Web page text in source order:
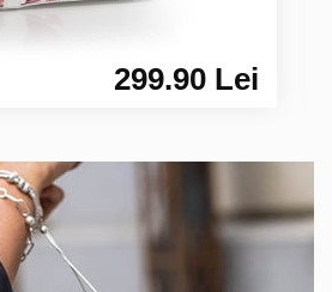
299.90 Lei